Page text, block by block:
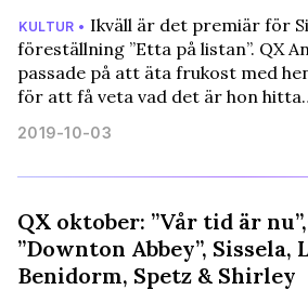
KULTUR • Ikväll är det premiär för
föreställning ”Etta på listan”. QX
passade på att äta frukost med
för att få veta vad det är hon
2019-10-03
QX oktober: ”Vår tid är nu”,
”Downton Abbey”, Sissela,
Benidorm, Spetz & Shirley